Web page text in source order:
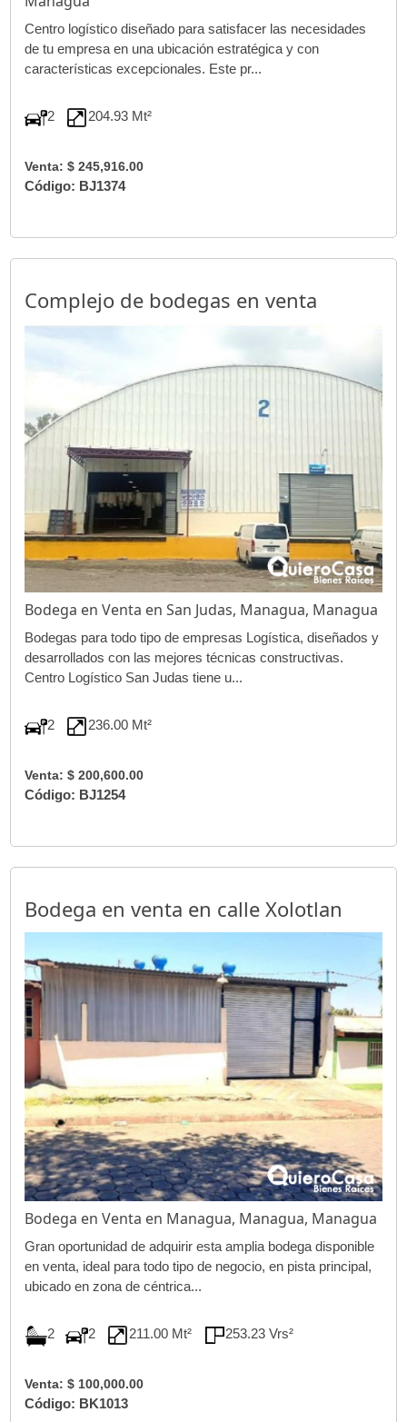
Centro logístico diseñado para satisfacer las necesidades
de tu empresa en una ubicación estratégica y con
características excepcionales. Este pr...
2 204.93 Mt²
Venta: $ 245,916.00
Código: BJ1374
Complejo de bodegas en venta
Bodega en Venta en San Judas, Managua, Managua
Bodegas para todo tipo de empresas Logística, diseñados y
desarrollados con las mejores técnicas constructivas.
Centro Logístico San Judas tiene u...
2 236.00 Mt²
Venta: $ 200,600.00
Código: BJ1254
Bodega en venta en calle Xolotlan
Bodega en Venta en Managua, Managua, Managua
Gran oportunidad de adquirir esta amplia bodega disponible
en venta, ideal para todo tipo de negocio, en pista principal,
ubicado en zona de céntrica...
2 2 211.00 Mt² 253.23 Vrs²
Venta: $ 100,000.00
Código: BK1013